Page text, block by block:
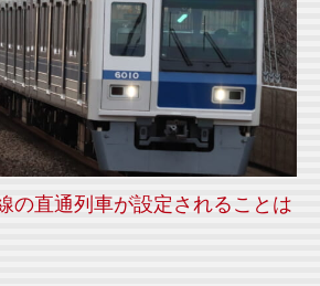
の直通列車が設定されることは